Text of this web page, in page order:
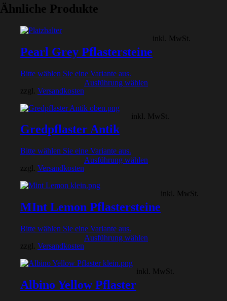
Ähnliche Produkte
Pearl Grey Pflastersteine
Bitte wählen Sie eine Variante aus.
inkl. MwSt.
zzgl. Versandkosten
Ausführung wählen
Gredpflaster Antik
Bitte wählen Sie eine Variante aus.
inkl. MwSt.
zzgl. Versandkosten
Ausführung wählen
MInt Lemon Pflastersteine
Bitte wählen Sie eine Variante aus.
inkl. MwSt.
zzgl. Versandkosten
Ausführung wählen
Albino Yellow Pflaster
inkl. MwSt.